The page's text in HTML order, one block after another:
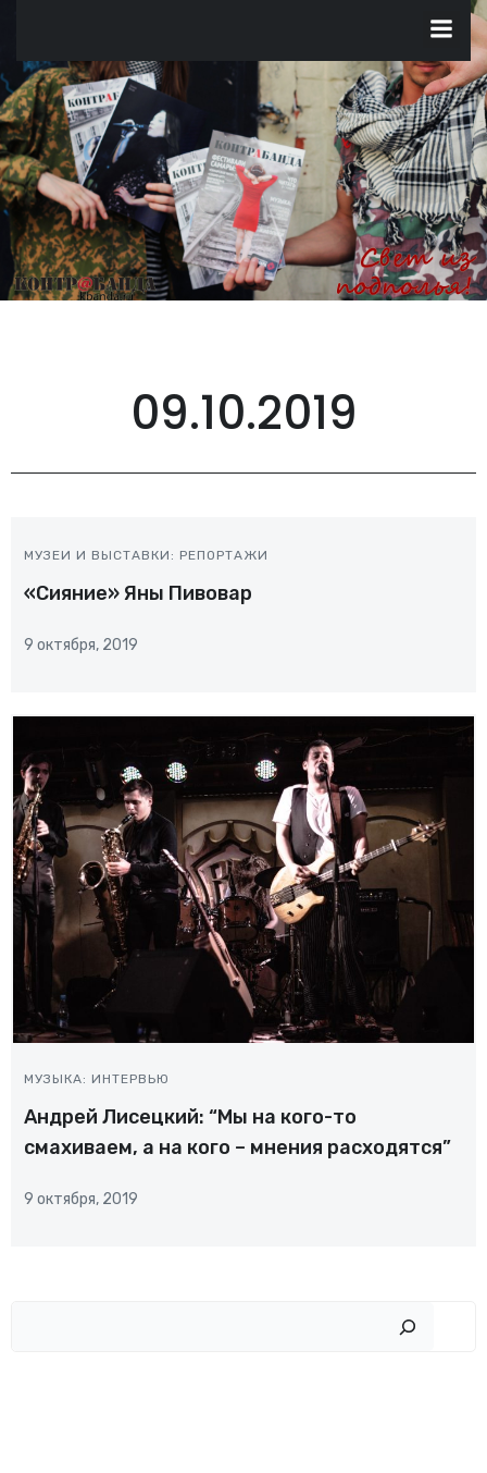
содержимому
09.10.2019
МУЗЕИ И ВЫСТАВКИ: РЕПОРТАЖИ
«Сияние» Яны Пивовар
9 октября, 2019
МУЗЫКА: ИНТЕРВЬЮ
Андрей Лисецкий: “Мы на кого-то
смахиваем, а на кого – мнения расходятся”
9 октября, 2019